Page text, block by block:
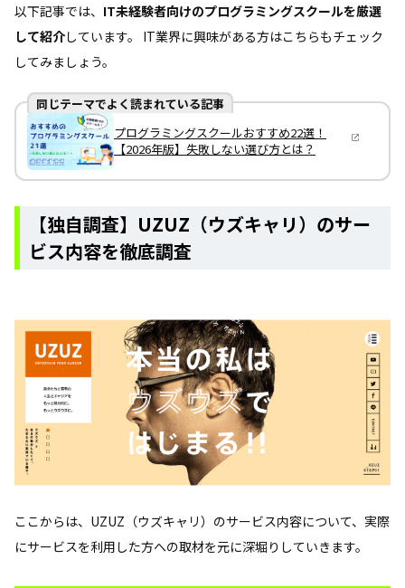
以下記事では、 IT未経験者向けのプログラミングスクールを厳選
して紹介しています。 IT業界に興味がある方はこちらもチェック
してみましょう。
同じテーマでよく読まれている記事
プログラミングスクールおすすめ22選！
【2026年版】失敗しない選び方とは？
【独自調査】UZUZ（ウズキャリ）のサー
ビス内容を徹底調査
ここからは、UZUZ（ウズキャリ）のサービス内容について、実際
にサービスを利用した方への取材を元に深堀りしていきます。